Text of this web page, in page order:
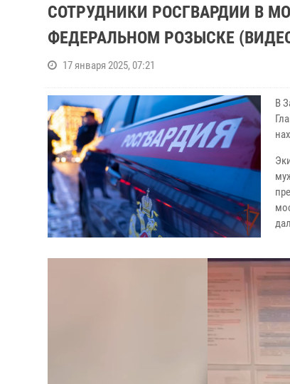
СОТРУДНИКИ РОСГВАРДИИ В
ФЕДЕРАЛЬНОМ РОЗЫСКЕ
17 января 2025, 07:21
В